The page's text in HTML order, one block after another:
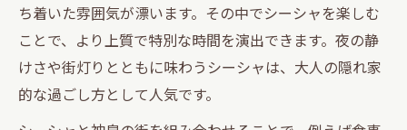
ち着いた雰囲気が漂います。その中でシーシャを楽しむ
ことで、より上質で特別な時間を演出できます。夜の静
けさや街灯りとともに味わうシーシャは、大人の隠れ家
的な過ごし方として人気です。